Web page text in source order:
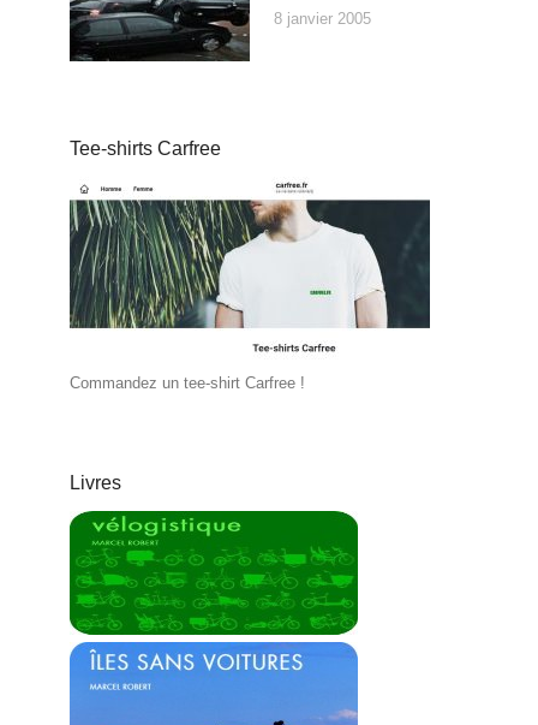
8 janvier 2005
Tee-shirts Carfree
Commandez un tee-shirt Carfree !
Livres